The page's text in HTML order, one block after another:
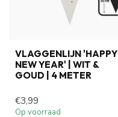
VLAGGENLIJN 'HAPPY
NEW YEAR' | WIT &
GOUD | 4 METER
€3,99
Op voorraad